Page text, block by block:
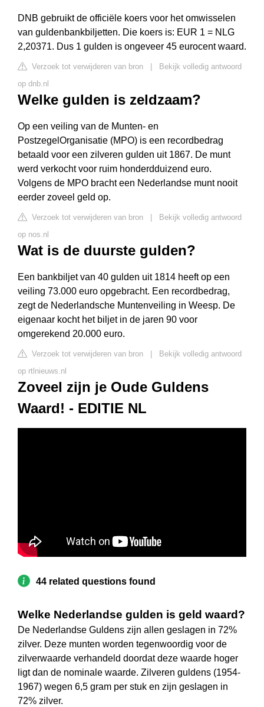
DNB gebruikt de officiële koers voor het omwisselen
van guldenbankbiljetten. Die koers is: EUR 1 = NLG
2,20371. Dus 1 gulden is ongeveer 45 eurocent waard.
Verzoek tot verwijderen van bron
Bekijk volledig antwoord
op dnb.nl
Welke gulden is zeldzaam?
Op een veiling van de Munten- en
PostzegelOrganisatie (MPO) is een recordbedrag
betaald voor een zilveren gulden uit 1867. De munt
werd verkocht voor ruim honderdduizend euro.
Volgens de MPO bracht een Nederlandse munt nooit
eerder zoveel geld op.
Verzoek tot verwijderen van bron
Bekijk volledig antwoord
op nos.nl
Wat is de duurste gulden?
Een bankbiljet van 40 gulden uit 1814 heeft op een
veiling 73.000 euro opgebracht. Een recordbedrag,
zegt de Nederlandsche Muntenveiling in Weesp. De
eigenaar kocht het biljet in de jaren 90 voor
omgerekend 20.000 euro.
Verzoek tot verwijderen van bron
Bekijk volledig antwoord
op rtlnieuws.nl
Zoveel zijn je Oude Guldens
Waard! - EDITIE NL
44 related questions found
Welke Nederlandse gulden is geld waard?
De Nederlandse Guldens zijn allen geslagen in 72%
zilver. Deze munten worden tegenwoordig voor de
zilverwaarde verhandeld doordat deze waarde hoger
ligt dan de nominale waarde. Zilveren guldens (1954-
1967) wegen 6,5 gram per stuk en zijn geslagen in
72% zilver.